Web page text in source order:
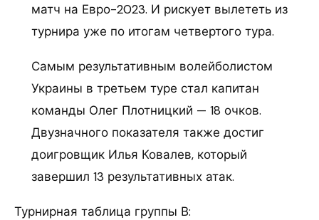
матч на Евро-2023. И рискует вылететь из
турнира уже по итогам четвертого тура.
Самым результативным волейболистом
Украины в третьем туре стал капитан
команды Олег Плотницкий — 18 очков.
Двузначного показателя также достиг
доигровщик Илья Ковалев, который
завершил 13 результативных атак.
Турнирная таблица группы В: